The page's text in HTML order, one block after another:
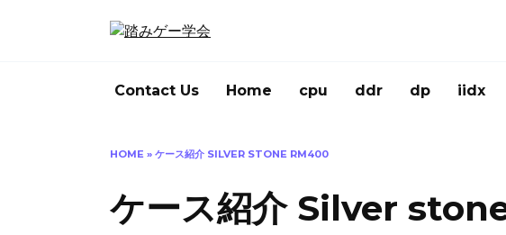
Contact Us Home cpu ddr dp iidx
HOME » ケース紹介 SILVER STONE RM400
ケース紹介 Silver